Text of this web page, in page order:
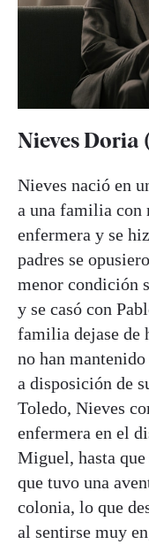
Nieves
Nieves nació en
a una familia con
enfermera y se
padres se
menor condición
y se casó con
familia dejase de
no han
a disposición de
Toledo, Nieves
enfermera en el
Miguel, hasta
que tuvo una
colonia, lo que
al sentirse muy